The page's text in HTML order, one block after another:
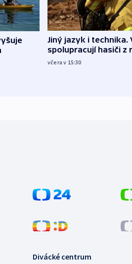
Jiný jazyk i technika.
spolupracují hasiči z
včera v 15:30
Divácké centrum